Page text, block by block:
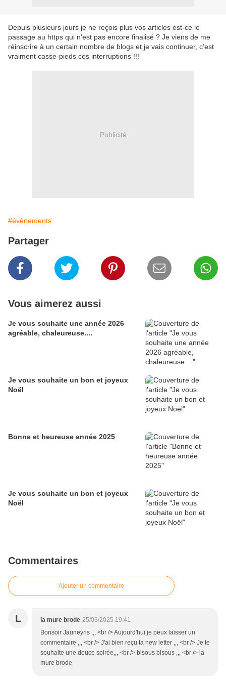
Depuis plusieurs jours je ne reçois plus vos articles est-ce le
passage au https qui n’est pas encore finalisé ? Je viens de me
réinscrire à un certain nombre de blogs et je vais continuer, c’est
vraiment casse-pieds ces interruptions !!!
Publicité
#évènements
Partager
Vous aimerez aussi
Je vous souhaite une année 2026
agréable, chaleureuse....
Je vous souhaite un bon et joyeux
Noël
Bonne et heureuse année 2025
Je vous souhaite un bon et joyeux
Noël
Commentaires
Ajouter un commentaire
L la mure brode 25/03/2025 19:41
Bonsoir Jauneyris ,,, <br /> Aujourd'hui je peux laisser un
commentaire ,,, <br /> J'ai bien reçu ta new letter ,,, <br /> Je te
souhaite une douce soirée,,, <br /> bisous bisous ,,, <br /> la
mure brode